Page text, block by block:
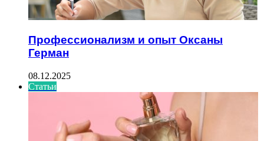
Профессионализм и опыт Оксаны
Герман
08.12.2025
Статьи